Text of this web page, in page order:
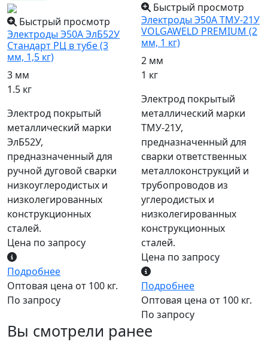
Быстрый просмотр
Электроды Э50А ЭлБ52У
Стандарт РЦ в тубе (3
мм, 1,5 кг)
3 мм
1.5 кг
Электрод покрытый
металлический марки
ЭлБ52У,
предназначенный для
ручной дуговой сварки
низкоуглеродистых и
низколегированных
конструкционных
сталей.
Цена по запросу
Подробнее
Оптовая цена от 100 кг.
По запросу
Быстрый просмотр
Электроды Э50А ТМУ-21У
VOLGAWELD PREMIUM (2
мм, 1 кг)
2 мм
1 кг
Электрод покрытый
металлический марки
ТМУ-21У,
предназначенный для
сварки ответственных
металлоконструкций и
трубопроводов из
углеродистых и
низколегированных
конструкционных
сталей.
Цена по запросу
Подробнее
Оптовая цена от 100 кг.
По запросу
Вы смотрели ранее